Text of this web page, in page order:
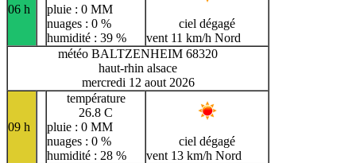
06 h
pluie : 0 MM
nuages : 0 %
humidité : 39 %
ciel dégagé
vent 11 km/h Nord
météo BALTZENHEIM 68320
haut-rhin alsace
mercredi 12 aout 2026
09 h
température
26.8 C
pluie : 0 MM
nuages : 0 %
humidité : 28 %
ciel dégagé
vent 13 km/h Nord